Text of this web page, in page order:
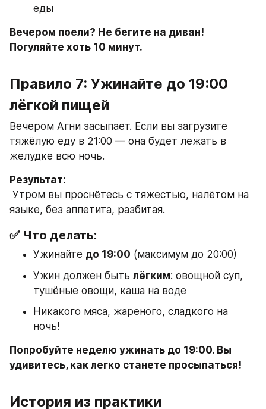
еды
Вечером поели? Не бегите на диван!
Погуляйте хоть 10 минут.
Правило 7: Ужинайте до 19:00
лёгкой пищей
Вечером Агни засыпает. Если вы загрузите
тяжёлую еду в 21:00 — она будет лежать в
желудке всю ночь.
Результат:
языке, без аппетита, разбитая.
✅ Что делать:
Ужинайте до 19:00 (максимум до 20:00)
Ужин должен быть лёгким: овощной суп,
тушёные овощи, каша на воде
Никакого мяса, жареного, сладкого на
ночь!
Попробуйте неделю ужинать до 19:00. Вы
удивитесь, как легко станете просыпаться!
История из практики